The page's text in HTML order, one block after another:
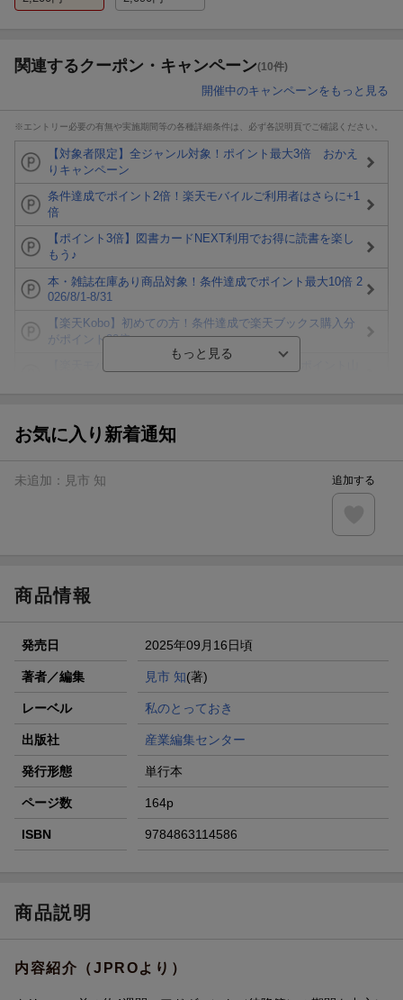
関連するクーポン・キャンペーン(10件)
開催中のキャンペーンをもっと見る
※エントリー必要の有無や実施期間等の各種詳細条件は、必ず各説明頁でご確認ください。
【対象者限定】全ジャンル対象！ポイント最大3倍 おかえ
りキャンペーン
条件達成でポイント2倍！楽天モバイルご利用者はさらに+1
倍
【ポイント3倍】図書カードNEXT利用でお得に読書を楽し
もう♪
本・雑誌在庫あり商品対象！条件達成でポイント最大10倍 2
026/8/1-8/31
【楽天Kobo】初めての方！条件達成で楽天ブックス購入分
がポイント20倍
ト山分け
楽天モバイル紹介キャンペーンの拡散で300円OFFクーポン
条件達成で楽天限定・宝塚歌劇 宙組貸切公演ペアチケット
お気に入り新着通知
未追加： 見市 知 追加する
商品情報
発売日 2025年09月16日頃
著者／編集 見市 知(著)
レーベル 私のとっておき
出版社 産業編集センター
発行形態 単行本
ページ数 164p
ISBN 9784863114586
商品説明
内容紹介（JPROより）